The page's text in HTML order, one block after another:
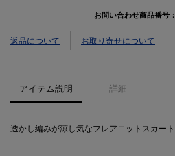
お問い合わせ商品番号：
返品について お取り寄せについて
アイテム説明 詳細
透かし編みが涼し気なフレアニットスカート